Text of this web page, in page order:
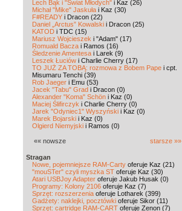
Lech Bąk i "Świat Młodych" i Kaz (26)
Michał "Mike" Jaskuła i Kaz (30)
F#READY i Dracon (22)
Daniel „Arctus” Kowalski i Dracon (25)
KATOD i TDC (15)
Mariusz Wojcieszek i "Adam" (17)
Romuald Bacza i Ramos (16)
Śledzenie Amentesa i Larek (9)
Leszek Łuciów i Charlie Cherry (17)
TO JUŻ ZA TOBĄ: rozmowa z Bobem Pape i cpt.
Misumaru Tenchi (39)
Rob Jaeger i Emu (53)
Jacek "Tabu" Grad i Dracon (0)
Alexander "Koma" Schön i Kaz (0)
Maciej Ślifirczyk i Charlie Cherry (0)
Jarek "Odyniec1" Wyszyński i Kaz (0)
Marek Bojarski i Kaz (0)
Olgierd Niemyjski i Ramos (0)
«« nowsze starsze »»
Stragan
Nowe, pojemniejsze RAM-Carty oferuje Kaz (21)
"mouSTer" czyli myszka ST oferuje Kaz (30)
Atari USBJoy Adapter oferuje Jakub Husak (0)
Programy: Kolony 2106 oferuje Kaz (7)
Sprzęt: rozszerzenia oferuje Lotharek (399)
Gadżety: naklejki, pocztówki oferuje Sikor (11)
Sprzęt: cartridge RAM-CART oferuje Zenon (7)